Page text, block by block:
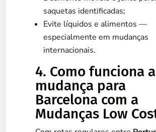
saquetas identificadas;
Evite líquidos e alimentos —
especialmente em mudanças
internacionais.
4. Como funciona a
mudança para
Barcelona com a
Mudanças Low